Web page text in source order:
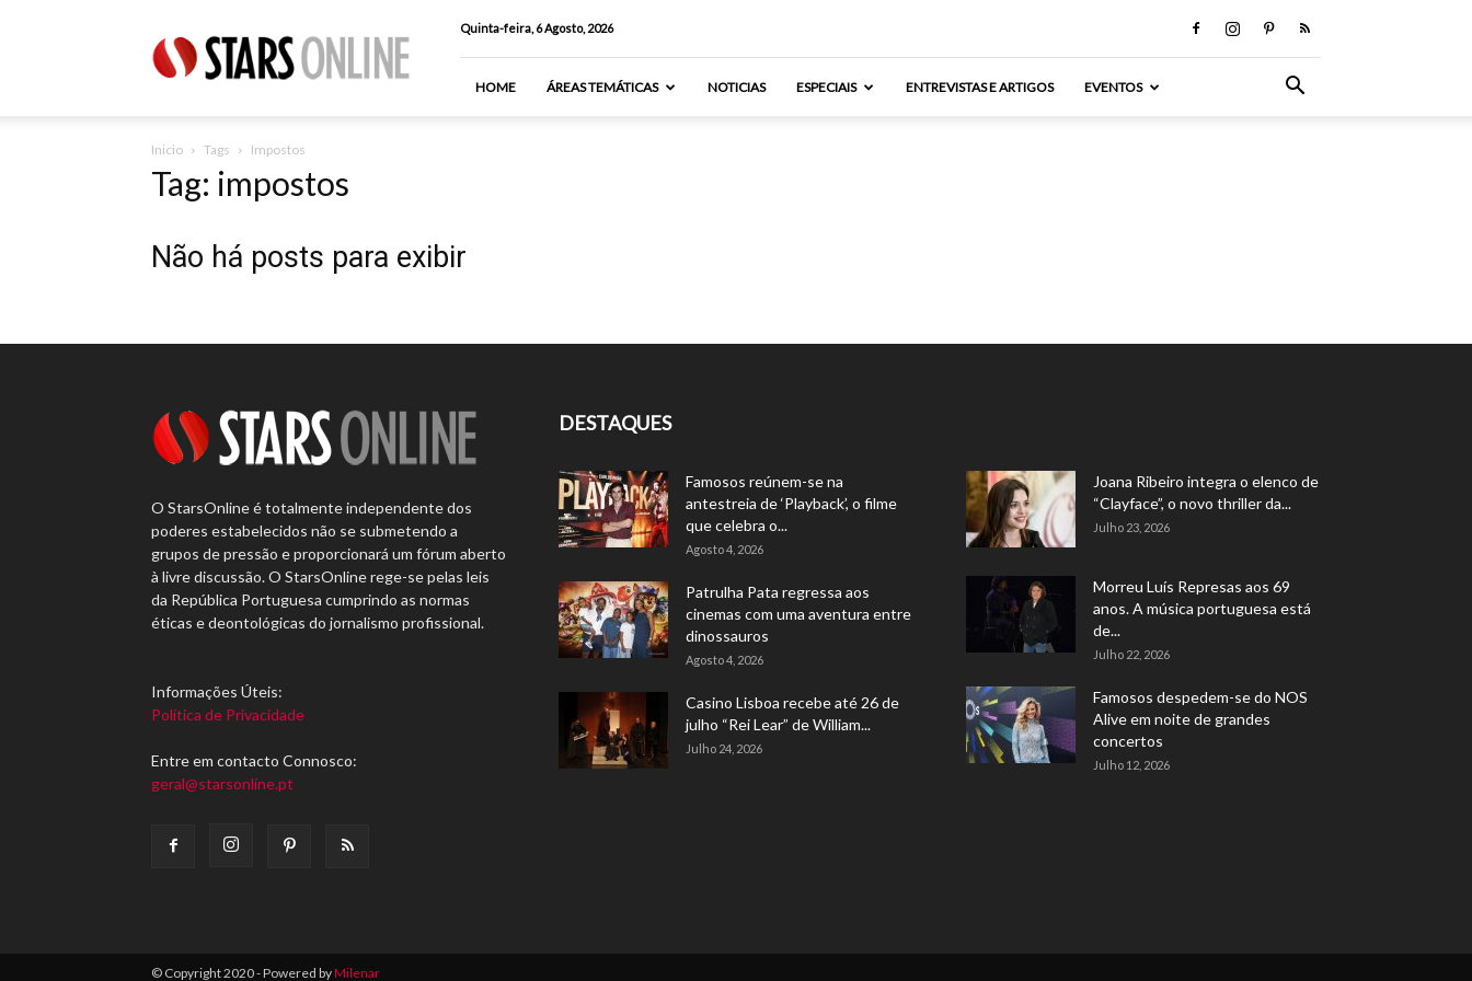
Online
Quinta-feira, 6 Agosto, 2026
HOME ÁREAS TEMÁTICAS NOTICIAS ESPECIAIS ENTREVISTAS E ARTIGOS EVENTOS
Inicio Tags Impostos
Tag: impostos
Não há posts para exibir
O StarsOnline é totalmente independente dos
poderes estabelecidos não se submetendo a
grupos de pressão e proporcionará um fórum aberto
à livre discussão. O StarsOnline rege-se pelas leis
da República Portuguesa cumprindo as normas
éticas e deontológicas do jornalismo profissional.
Informações Úteis:
Política de Privacidade
Entre em contacto Connosco:
geral@starsonline.pt
DESTAQUES
Famosos reúnem-se na
antestreia de ‘Playback’, o filme
que celebra o...
Agosto 4, 2026
Patrulha Pata regressa aos
cinemas com uma aventura entre
dinossauros
Agosto 4, 2026
Casino Lisboa recebe até 26 de
julho “Rei Lear” de William...
Julho 24, 2026
Joana Ribeiro integra o elenco de
“Clayface”, o novo thriller da...
Julho 23, 2026
Morreu Luís Represas aos 69
anos. A música portuguesa está
de...
Julho 22, 2026
Famosos despedem-se do NOS
Alive em noite de grandes
concertos
Julho 12, 2026
© Copyright 2020 - Powered byMilenar